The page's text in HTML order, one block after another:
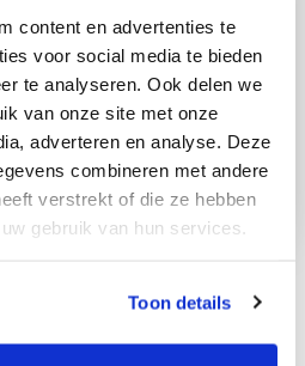
content en advertenties te
voor social media te bieden
te analyseren. Ook delen we
van onze site met onze
adverteren en analyse. Deze
combineren met andere
verstrekt of die ze hebben
gebruik van hun services.
Toon details